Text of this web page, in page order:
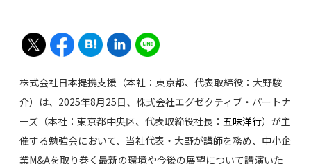
株式会社日本提携支援（本社：東京都、代表取締役：大野駿
介）は、2025年8月25日、株式会社エグゼクティブ・パートナ
ーズ（本社：東京都中央区、代表取締役社長： 五味洋行）が主
催する勉強会において、当社代表・大野が講師を務め、中小企
業M&Aを取り巻く最新の環境や今後の展望について講演いた